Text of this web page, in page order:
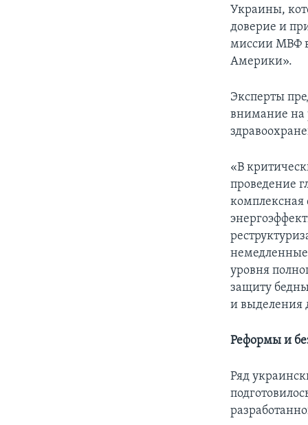
Украины,
доверие и
миссии МВФ в
Америки».
Эксперты
внимание на
«В
проведение
комплексная
немедленные
уровня
защиту
и выделения
Реформы и
Ряд